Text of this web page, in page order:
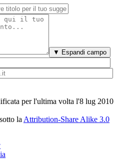
▼ Espandi campo
per l'ultima volta l'8 lug 2010
la Attribution-Share Alike 3.0